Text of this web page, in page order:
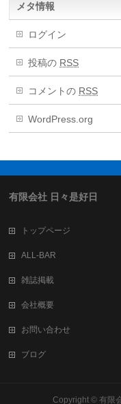
メタ情報
ログイン
投稿の RSS
コメントの RSS
WordPress.org
有限会社 日々是好日
トップページ
ALL-BAR
雑誌掲載
会社概要
お問い合わせ
ブログ
Copyright ©有限